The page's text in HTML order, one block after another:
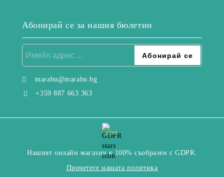
Абонирай се за нашия бюлетин
marabu@marabu.bg
+359 887 663 363
GDPR
Нашият онлайн магазин е 100% съобразен с GDPR.
Прочетете нашата политика